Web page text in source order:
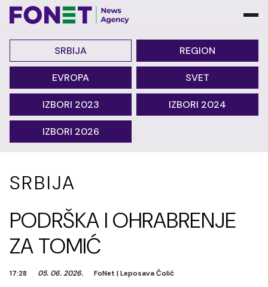
SRBIJA REGION
EVROPA SVET
IZBORI 2023 IZBORI 2024
IZBORI 2026
SRBIJA
PODRŠKA I OHRABRENJE
ZA TOMIĆ
17:28 05. 06. 2026. FoNet |Leposava Čolić